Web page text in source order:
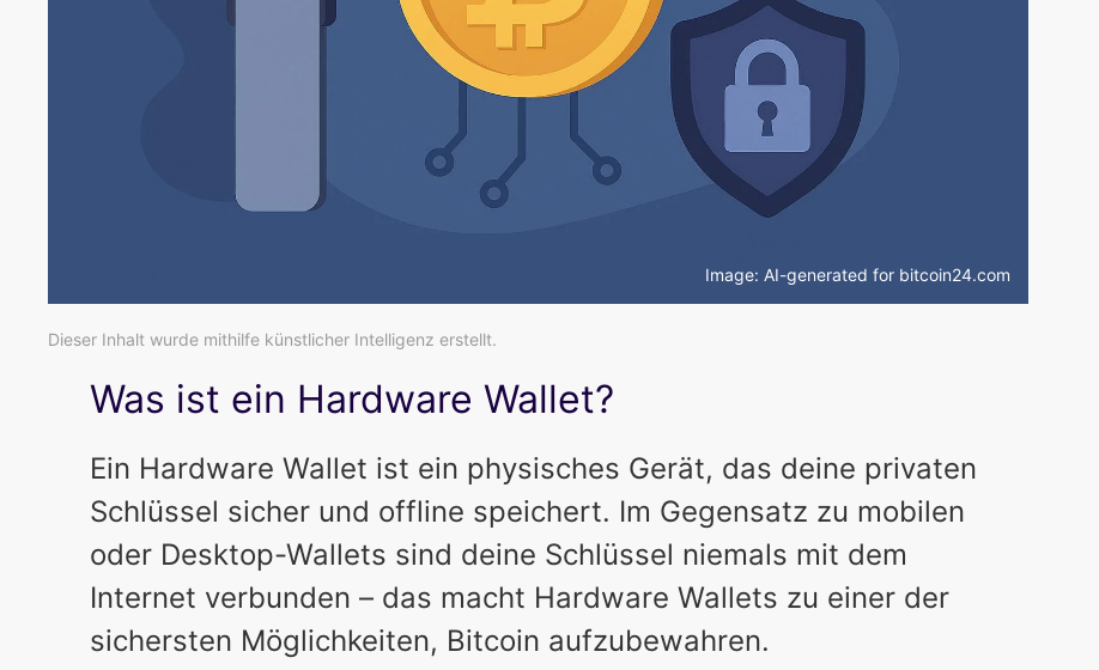
Image: AI-generated for bitcoin24.com
Dieser Inhalt wurde mithilfe künstlicher Intelligenz erstellt.
Was ist ein Hardware Wallet?
Ein Hardware Wallet ist ein physisches Gerät, das deine privaten
Schlüssel sicher und offline speichert. Im Gegensatz zu mobilen
oder Desktop-Wallets sind deine Schlüssel niemals mit dem
Internet verbunden – das macht Hardware Wallets zu einer der
sichersten Möglichkeiten, Bitcoin aufzubewahren.